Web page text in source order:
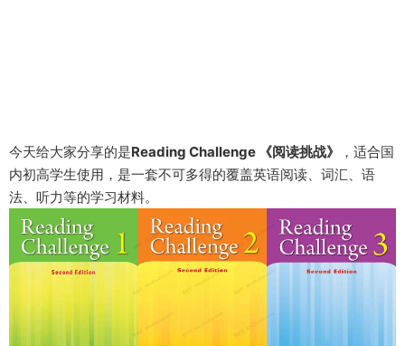
今天给大家分享的是Reading Challenge 《阅读挑战》
，适合国
内初高学生使用，是一套不可多得的覆盖英语阅读、词汇、语
法、听力等的学习材料。